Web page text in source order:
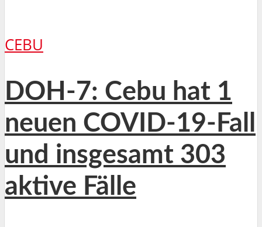
CEBU
DOH-7: Cebu hat 1
neuen COVID-19-Fall
und insgesamt 303
aktive Fälle